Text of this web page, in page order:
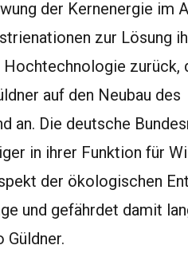
der Kernenergie im
zur Lösung
zurück,
auf den Neubau des
an. Die deutsche
in ihrer Funktion für
der ökologischen
und gefährdet damit